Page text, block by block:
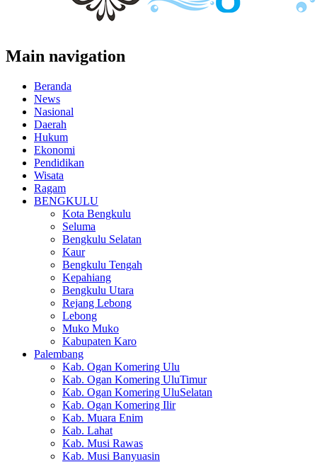
Main navigation
Beranda
News
Nasional
Daerah
Hukum
Ekonomi
Pendidikan
Wisata
Ragam
BENGKULU
Kota Bengkulu
Seluma
Bengkulu Selatan
Kaur
Bengkulu Tengah
Kepahiang
Bengkulu Utara
Rejang Lebong
Lebong
Muko Muko
Kabupaten Karo
Palembang
Kab. Ogan Komering Ulu
Kab. Ogan Komering UluTimur
Kab. Ogan Komering UluSelatan
Kab. Ogan Komering Ilir
Kab. Muara Enim
Kab. Lahat
Kab. Musi Rawas
Kab. Musi Banyuasin